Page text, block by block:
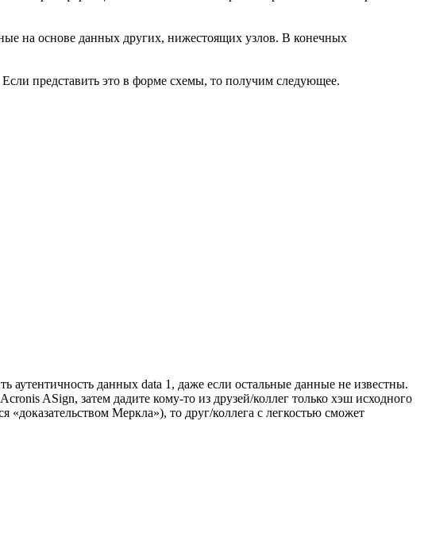
на основе данных других, нижестоящих узлов. В конечных
представить это в форме схемы, то получим следующее.
аутентичность данных data 1, даже если остальные данные не известны.
ASign, затем дадите кому-то из друзей/коллег только хэш исходного
«доказательством Меркла»), то друг/коллега с легкостью сможет